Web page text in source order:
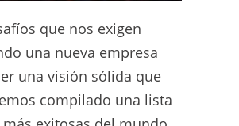
que nos exigen
una nueva empresa
una visión sólida que
compilado una lista